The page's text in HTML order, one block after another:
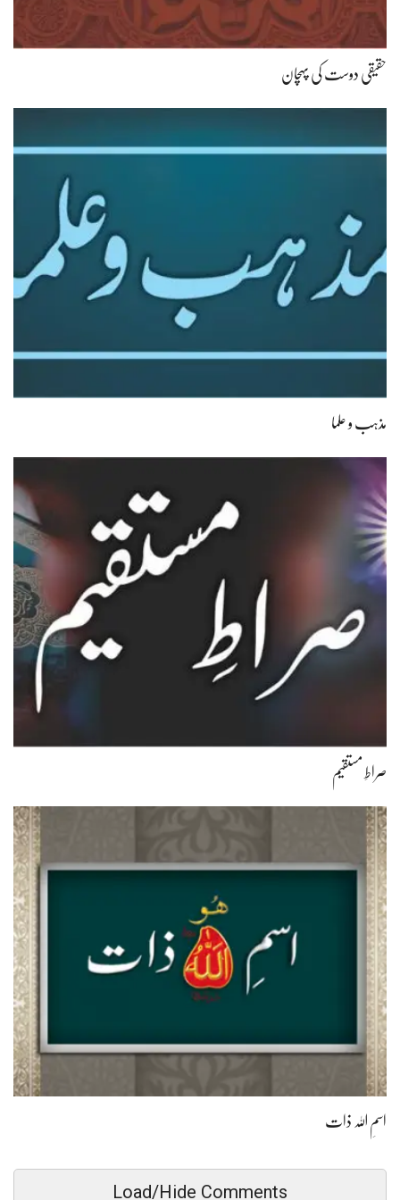
حقیقی دوست کی پہچان
مذہب و علما
صراطِ مستقیم
اسمِ اللہ ذات
Load/Hide Comments